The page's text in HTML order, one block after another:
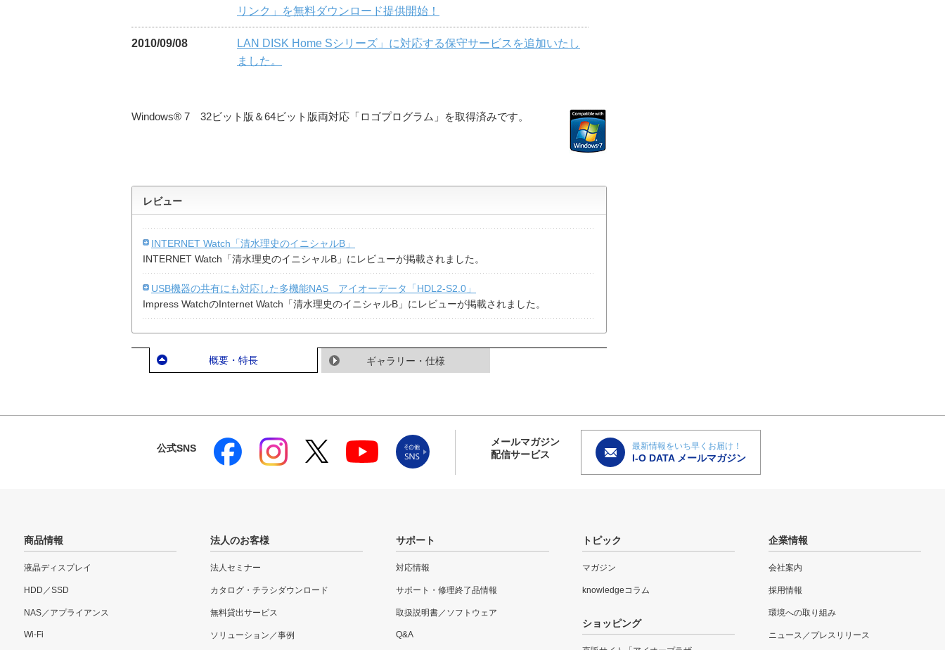
リンク」を無料ダウンロード提供開始！
2010/09/08
LAN DISK Home Sシリーズ」に対応する保守サービスを追加いたし
ました。
Windows® 7 32ビット版＆64ビット版両対応「ロゴプログラム」を取得済みです。
レビュー
INTERNET Watch「清水理史のイニシャルB」
INTERNET Watch「清水理史のイニシャルB」にレビューが掲載されました。
USB機器の共有にも対応した多機能NAS アイオーデータ「HDL2-S2.0」
Impress WatchのInternet Watch「清水理史のイニシャルB」にレビューが掲載されました。
概要・特長 ギャラリー・仕様
公式SNS
メールマガジン
配信サービス
最新情報をいち早くお届け！
I-O DATA メールマガジン
商品情報
液晶ディスプレイ
HDD／SSD
NAS／アプライアンス
Wi-Fi
法人のお客様
法人セミナー
カタログ・チラシダウンロード
無料貸出サービス
ソリューション／事例
サポート
対応情報
サポート・修理終了品情報
取扱説明書／ソフトウェア
Q&A
トピック
マガジン
knowledgeコラム
ショッピング
企業情報
会社案内
採用情報
環境への取り組み
ニュース／プレスリリース